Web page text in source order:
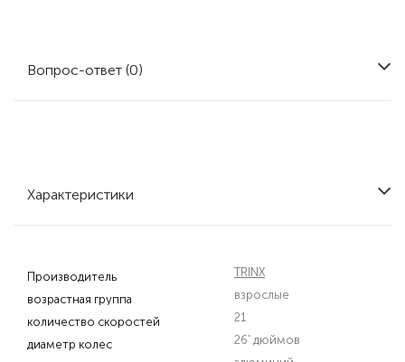
Вопрос-ответ (0)
Характеристики
Производитель
TRINX
возрастная группа
взрослые
количество скоростей
21
диаметр колес
26' дюймов